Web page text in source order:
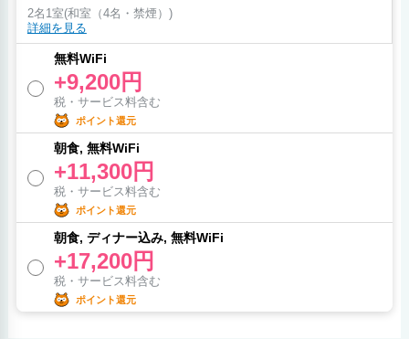
2名1室(和室（4名・禁煙）)
詳細を見る
無料WiFi
+9,200円
税・サービス料含む
ポイント還元
朝食, 無料WiFi
+11,300円
税・サービス料含む
ポイント還元
朝食, ディナー込み, 無料WiFi
+17,200円
税・サービス料含む
ポイント還元